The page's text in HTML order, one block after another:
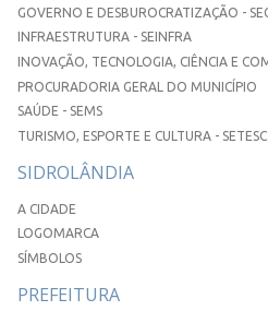
GOVERNO E DESBUROCRATIZAÇÃO -
INFRAESTRUTURA - SEINFRA
INOVAÇÃO, TECNOLOGIA, CIÊNCIA E
PROCURADORIA GERAL DO MUNICÍPIO
SAÚDE - SEMS
TURISMO, ESPORTE E CULTURA - SETESC
SIDROLÂNDIA
A CIDADE
LOGOMARCA
SÍMBOLOS
PREFEITURA